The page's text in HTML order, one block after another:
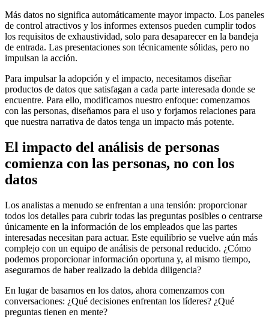
Más datos no significa automáticamente mayor impacto. Los paneles
de control atractivos y los informes extensos pueden cumplir todos
los requisitos de exhaustividad, solo para desaparecer en la bandeja
de entrada. Las presentaciones son técnicamente sólidas, pero no
impulsan la acción.
Para impulsar la adopción y el impacto, necesitamos diseñar
productos de datos que satisfagan a cada parte interesada donde se
encuentre. Para ello, modificamos nuestro enfoque: comenzamos
con las personas, diseñamos para el uso y forjamos relaciones para
que nuestra narrativa de datos tenga un impacto más potente.
El impacto del análisis de personas
comienza con las personas, no con los
datos
Los analistas a menudo se enfrentan a una tensión: proporcionar
todos los detalles para cubrir todas las preguntas posibles o centrarse
únicamente en la información de los empleados que las partes
interesadas necesitan para actuar. Este equilibrio se vuelve aún más
complejo con un equipo de análisis de personal reducido. ¿Cómo
podemos proporcionar información oportuna y, al mismo tiempo,
asegurarnos de haber realizado la debida diligencia?
En lugar de basarnos en los datos, ahora comenzamos con
conversaciones: ¿Qué decisiones enfrentan los líderes? ¿Qué
preguntas tienen en mente?